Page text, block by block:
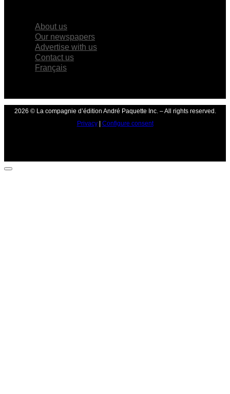
About us
Our newspapers
Advertise with us
Contact us
Français
2026 © La compagnie d’édition André Paquette Inc. – All rights reserved.
Privacy| Configure consent